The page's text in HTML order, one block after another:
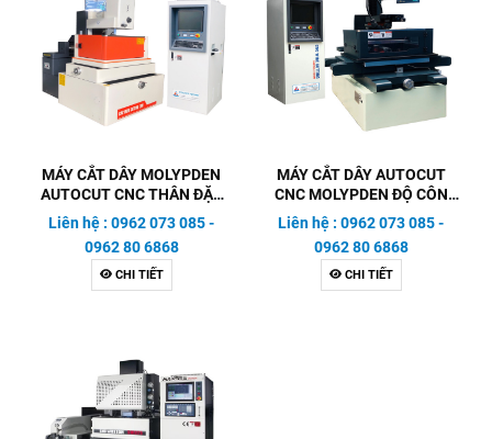
MÁY CẮT DÂY MOLYPDEN
AUTOCUT CNC THÂN ĐẶC
BIỆT
Liên hệ : 0962 073 085 -
0962 80 6868
CHI TIẾT
MÁY CẮT DÂY AUTOCUT
CNC MOLYPDEN ĐỘ CÔN
LỚN ( 30 ĐỘ/ 60 ĐỘ)
Liên hệ : 0962 073 085 -
0962 80 6868
CHI TIẾT